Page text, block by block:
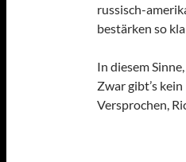
russisch-
bestärken so
In diesem
Zwar gibt’s
Versprochen,